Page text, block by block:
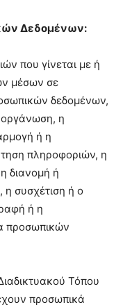
Δεδομένων:
που γίνεται με ή
μέσων σε
δεδομένων,
η
ή η
πληροφοριών, η
διανομή ή
συσχέτιση ή ο
ή η
προσωπικών
Τόπου
προσωπικά